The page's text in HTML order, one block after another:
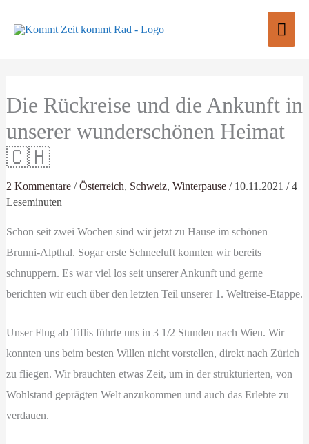
Inhalt
Die Rückreise und die Ankunft in
unserer wunderschönen Heimat
🇨🇭
2 Kommentare /Österreich, Schweiz, Winterpause/ 10.11.2021 /4
Leseminuten
Schon seit zwei Wochen sind wir jetzt zu Hause im schönen
Brunni-Alpthal. Sogar erste Schneeluft konnten wir bereits
schnuppern. Es war viel los seit unserer Ankunft und gerne
berichten wir euch über den letzten Teil unserer 1. Weltreise-Etappe.
Unser Flug ab Tiflis führte uns in 3 1/2 Stunden nach Wien. Wir
konnten uns beim besten Willen nicht vorstellen, direkt nach Zürich
zu fliegen. Wir brauchten etwas Zeit, um in der strukturierten, von
Wohlstand geprägten Welt anzukommen und auch das Erlebte zu
verdauen.